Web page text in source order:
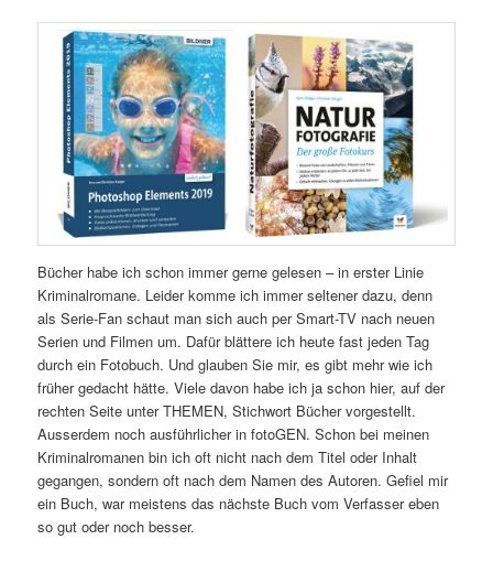
Bücher habe ich schon immer gerne gelesen – in erster Linie
Kriminalromane. Leider komme ich immer seltener dazu, denn
als Serie-Fan schaut man sich auch per Smart-TV nach neuen
Serien und Filmen um. Dafür blättere ich heute fast jeden Tag
durch ein Fotobuch. Und glauben Sie mir, es gibt mehr wie ich
früher gedacht hätte. Viele davon habe ich ja schon hier, auf der
rechten Seite unter THEMEN, Stichwort Bücher vorgestellt.
Ausserdem noch ausführlicher in fotoGEN. Schon bei meinen
Kriminalromanen bin ich oft nicht nach dem Titel oder Inhalt
gegangen, sondern oft nach dem Namen des Autoren. Gefiel mir
ein Buch, war meistens das nächste Buch vom Verfasser eben
so gut oder noch besser.